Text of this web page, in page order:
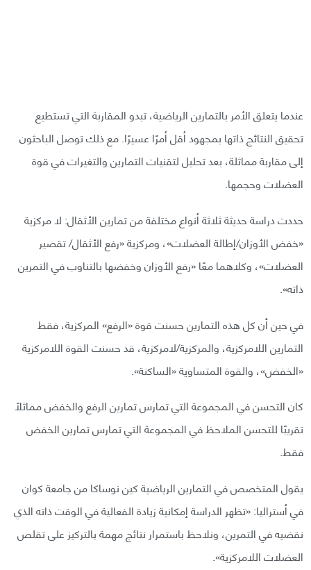
عندما يتعلق الأمر بالتمارين الرياضية، تبدو المقاربة التي تستطيع
تحقيق النتائج ذاتها بمجهود أقل أمرًا عسيرًا. مع ذلك توصل الباحثون
إلى مقاربة مماثلة، بعد تحليل لتقنيات التمارين والتغيرات في قوة
العضلات وحجمها.
حددت دراسة حديثة ثلاثة أنواع مختلفة من تمارين الأثقال: لا مركزية
«خفض الأوزان/إطالة العضلات»، ومركزية «رفع الأثقال/ تقصير
العضلات»، وكلاهما معًا «رفع الأوزان وخفضها بالتناوب في التمرين
ذاته».
في حين أن كل هذه التمارين حسنت قوة «الرفع» المركزية، فقط
التمارين اللامركزية، والمركزية/لامركزية، قد حسنت القوة اللامركزية
«الخفض»، والقوة المتساوية «الساكنة».
كان التحسن في المجموعة التي تمارس تمارين الرفع والخفض مماثلًا
تقريبًا للتحسن الملاحظ في المجموعة التي تمارس تمارين الخفض
فقط.
يقول المتخصص في التمارين الرياضية كين نوساكا من جامعة كوان
في أستراليا: «تظهر الدراسة إمكانية زيادة الفعالية في الوقت ذاته الذي
نقضيه في التمرين، ونلاحظ باستمرار نتائج مهمة بالتركيز على تقلص
العضلات اللامركزية».